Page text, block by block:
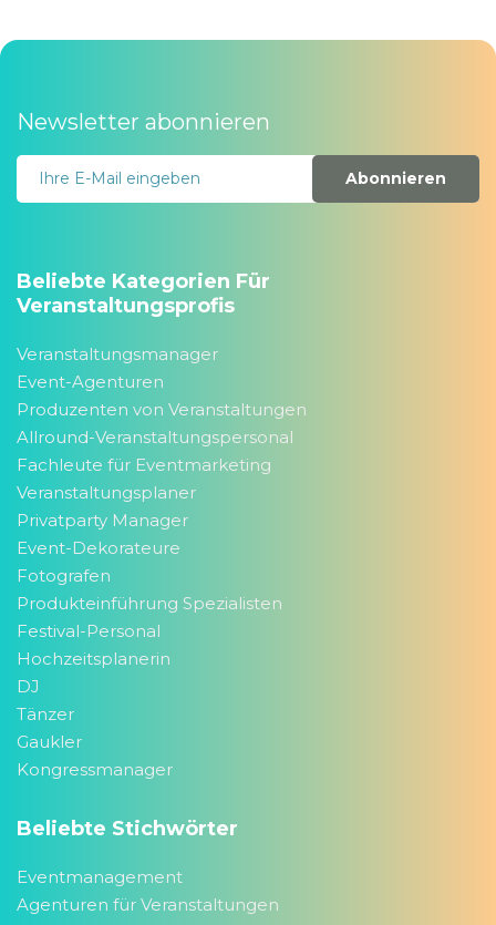
Newsletter abonnieren
Abonnieren
Beliebte Kategorien Für
Veranstaltungsprofis
Veranstaltungsmanager
Event-Agenturen
Produzenten von Veranstaltungen
Allround-Veranstaltungspersonal
Fachleute für Eventmarketing
Veranstaltungsplaner
Privatparty Manager
Event-Dekorateure
Fotografen
Produkteinführung Spezialisten
Festival-Personal
Hochzeitsplanerin
DJ
Tänzer
Gaukler
Kongressmanager
Beliebte Stichwörter
Eventmanagement
Agenturen für Veranstaltungen